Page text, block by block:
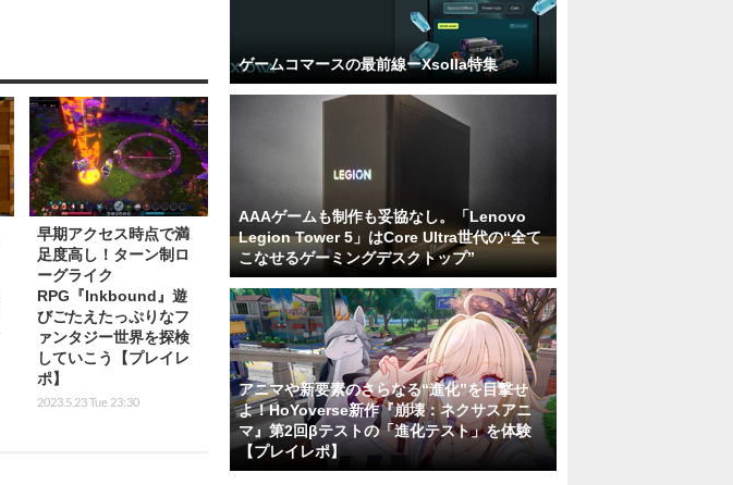
早期アクセス時点で満
足度高し！ターン制ロ
ーグライク
RPG『Inkbound』遊
びごたえたっぷりなフ
ァンタジー世界を探検
していこう【プレイレ
ポ】
2023.5.23 Tue 23:30
ゲームコマースの最前線ーXsolla特集
AAAゲームも制作も妥協なし。「Lenovo
Legion Tower 5」はCore Ultra世代の“全て
こなせるゲーミングデスクトップ”
アニマや新要素のさらなる“進化”を目撃せ
よ！HoYoverse新作『崩壊：ネクサスアニ
マ』第2回βテストの「進化テスト」を体験
【プレイレポ】